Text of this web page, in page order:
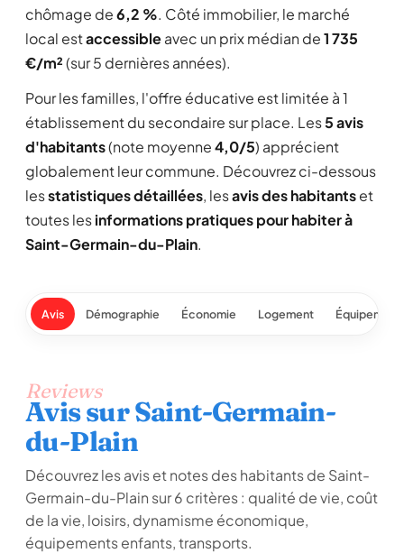
chômage de6,2 %. Côté immobilier, le marché
local estaccessibleavec un prix médian de1 735
€/m²(sur 5 dernières années).
Pour les familles, l'offre éducative est limitée à 1
établissement du secondaire sur place. Les5 avis
d'habitants(note moyenne4,0/5) apprécient
globalement leur commune. Découvrez ci-dessous
lesstatistiques détaillées, lesavis des habitantset
toutes lesinformations pratiques pour habiter à
Saint-Germain-du-Plain.
Avis Démographie Économie Logement
Reviews
Avis sur Saint-Germain-
du-Plain
Découvrez les avis et notes des habitants de Saint-
Germain-du-Plain sur 6 critères : qualité de vie, coût
de la vie, loisirs, dynamisme économique,
équipements enfants, transports.